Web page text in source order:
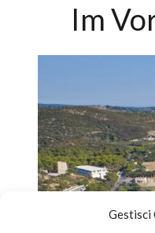
Gestisci
Im